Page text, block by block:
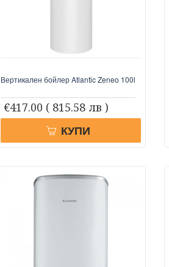
Вертикален бойлер Atlantic Zeneo 100l
€417.00 ( 815.58 лв )
КУПИ